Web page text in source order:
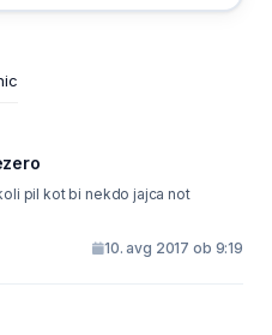
pil kot bi nekdo jajca not
10. avg 2017 ob 9:19